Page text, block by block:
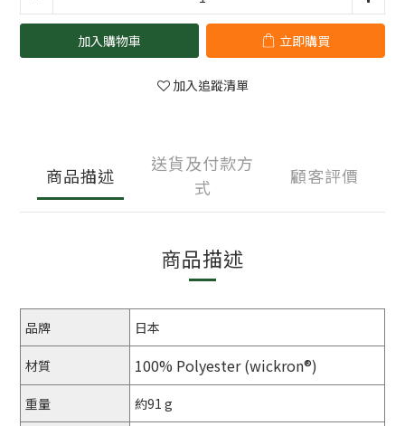
加入購物車 立即購買
加入追蹤清單
商品描述
送貨及付款方
式
顧客評價
商品描述
品牌 日本
材質 100% Polyester (wickron®)
重量 約91 g